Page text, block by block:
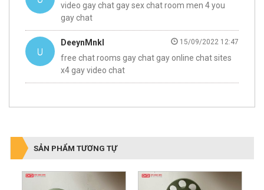
video gay chat gay sex chat room men 4 you
gay chat
DeeynMnkl 15/09/2022 12:47
free chat rooms gay chat gay online chat sites
x4 gay video chat
SẢN PHẨM TƯƠNG TỰ